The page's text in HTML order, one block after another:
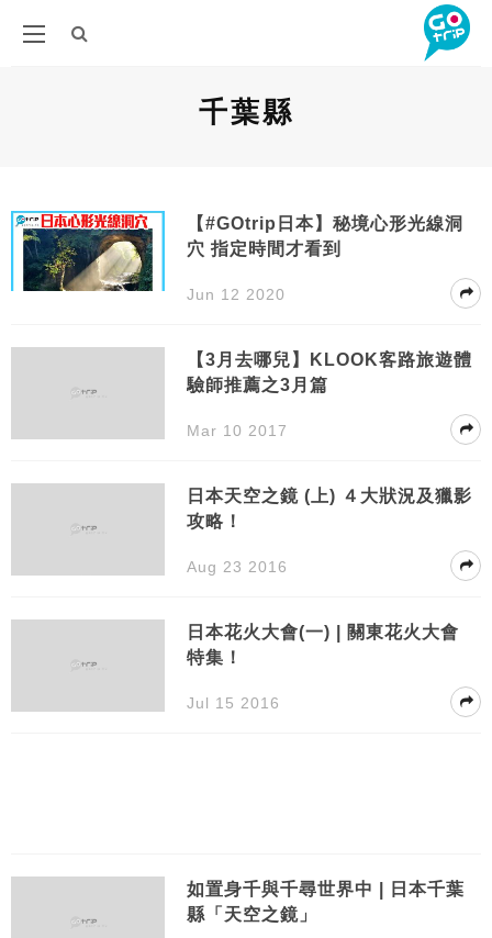
千葉縣
【#GOtrip日本】秘境心形光線洞
穴 指定時間才看到
Jun 12 2020
【3月去哪兒】KLOOK客路旅遊體
驗師推薦之3月篇
Mar 10 2017
日本天空之鏡 (上) ４大狀況及獵影
攻略！
Aug 23 2016
日本花火大會(一) | 關東花火大會
特集！
Jul 15 2016
如置身千與千尋世界中 | 日本千葉
縣「天空之鏡」